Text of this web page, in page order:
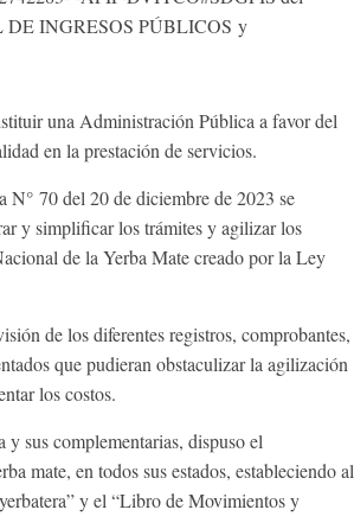
DE INGRESOS PÚBLICOS y
una Administración Pública a favor del
en la prestación de servicios.
N° 70 del 20 de diciembre de 2023 se
y simplificar los trámites y agilizar los
de la Yerba Mate creado por la Ley
de los diferentes registros, comprobantes,
que pudieran obstaculizar la agilización
los costos.
sus complementarias, dispuso el
mate, en todos sus estados, estableciendo al
y el “Libro de Movimientos y